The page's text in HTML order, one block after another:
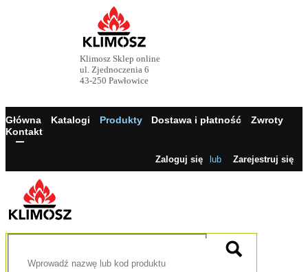
Klimosz Sklep online
ul. Zjednoczenia 6
43-250 Pawłowice
Główna Katalogi Produkty Dostawa i płatność
Zwroty
Kontakt
Zaloguj się lub Zarejestruj się